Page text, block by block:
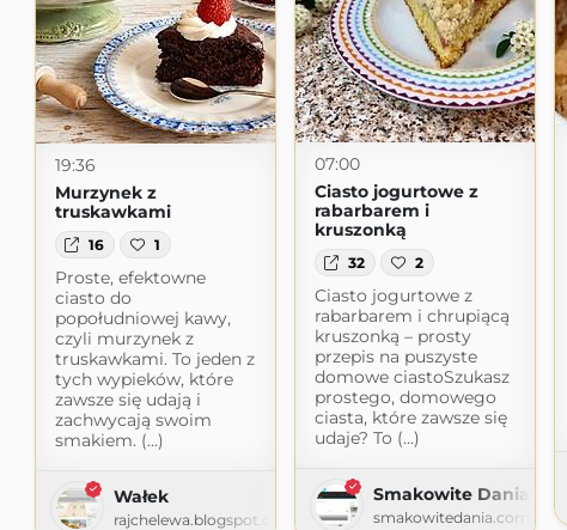
07:00
Ciasto jogurtowe z
rabarbarem i
kruszonką
32 2
Ciasto jogurtowe z
rabarbarem i chrupiącą
kruszonką – prosty
przepis na puszyste
domowe ciastoSzukasz
prostego, domowego
ciasta, które zawsze się
udaje? To (...)
Smakowite Dania
smakowitedania.com
19:36
Murzynek z
truskawkami
16 1
Proste, efektowne
ciasto do
popołudniowej kawy,
czyli murzynek z
truskawkami. To jeden z
tych wypieków, które
zawsze się udają i
zachwycają swoim
smakiem. (...)
Wałek
rajchelewa.blogspot.com